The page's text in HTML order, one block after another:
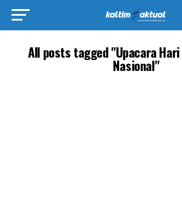
All posts tagged "Upacara
Nasional"